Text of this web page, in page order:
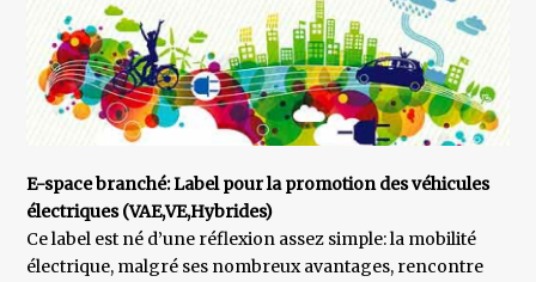
E-space branché: Label pour la promotion des véhicules
électriques (VAE,VE,Hybrides)
Ce label est né d’une réflexion assez simple: la mobilité
électrique, malgré ses nombreux avantages, rencontre